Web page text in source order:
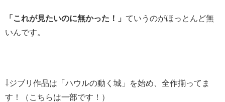
「これが見たいのに無かった！」 ていうのがほっとんど無
いんです。
⇩ジブリ作品は「ハウルの動く城」を始め、全作揃ってま
す！（こちらは一部です！）